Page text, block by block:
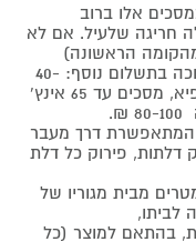
ומעלה 80-100 ₪ (במסכים אלו ברוב
חריגה שלעיל. אם לא
הראשונה)
הובלה לכל קומה נוספת בתוך הבית כרוכה בתשלום נוסף: 40-
50 ₪ למוצר לבן, 60-80 ₪ למקרר/מקפיא, מסכים עד 65 אינץ'
דרך מעבר
דלתות, פירוק כל דלת
קיים מרחק הליכה העולה על 50 מטרים מבית מגוריו של
לביתו,
בהתאם למוצר (כל